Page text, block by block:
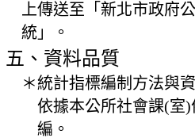
上傳送至「新北市政府
統」。
五、資料品質
＊統計指標編制方法與
依據本公所社會課(室
編。